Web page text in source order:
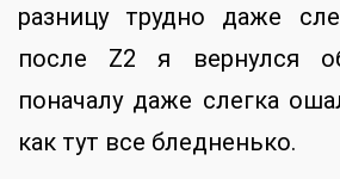
разницу трудно даже
после Z2 я вернулся
поначалу даже слегка
как тут все бледненько.